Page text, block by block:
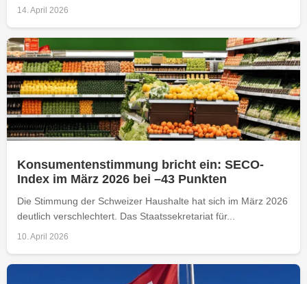
14. April 2026
Konsumentenstimmung bricht ein: SECO-
Index im März 2026 bei –43 Punkten
Die Stimmung der Schweizer Haushalte hat sich im März 2026
deutlich verschlechtert. Das Staatssekretariat für...
10. April 2026